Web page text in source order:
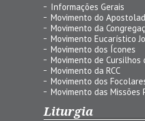
Informações Gerais
Movimento do
Movimento da
Movimento Eucarístico
Movimento dos Ícones
Movimento de Cursilhos
Movimento da RCC
Movimento dos
Movimento das Missões
Liturgia